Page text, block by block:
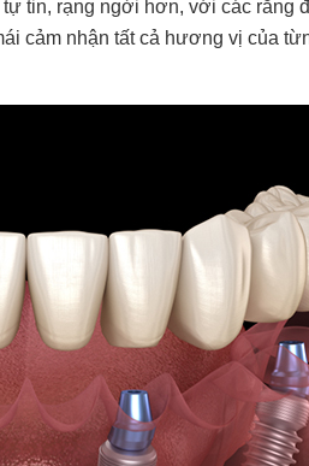
tin, rạng ngời hơn, với các răng
cảm nhận tất cả hương vị của